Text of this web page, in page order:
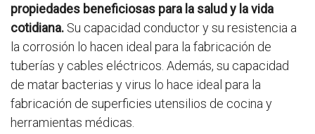
propiedades beneficiosas para la salud y la vida
cotidiana. Su capacidad conductor y su resistencia a
la corrosión lo hacen ideal para la fabricación de
tuberías y cables eléctricos. Además, su capacidad
de matar bacterias y virus lo hace ideal para la
fabricación de superficies utensilios de cocina y
herramientas médicas.